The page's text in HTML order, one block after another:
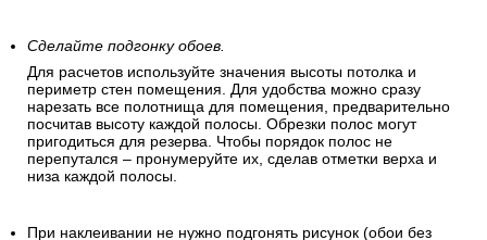
Сделайте подгонку обоев.
Для расчетов используйте значения высоты потолка и
периметр стен помещения. Для удобства можно сразу
нарезать все полотнища для помещения, предварительно
посчитав высоту каждой полосы. Обрезки полос могут
пригодиться для резерва. Чтобы порядок полос не
перепутался – пронумеруйте их, сделав отметки верха и
низа каждой полосы.
При наклеивании не нужно подгонять рисунок (обои без